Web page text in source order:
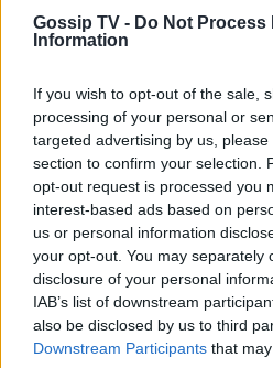
Gossip TV - Do Not Process
Information
If you wish to opt-out of the sale,
processing of your personal or
targeted advertising by us,
section to confirm your selection.
opt-out request is processed you
interest-based ads based on
us or personal information
your opt-out. You may separately
disclosure of your personal
IAB’s list of downstream
also be disclosed by us to third
Downstream Participants that